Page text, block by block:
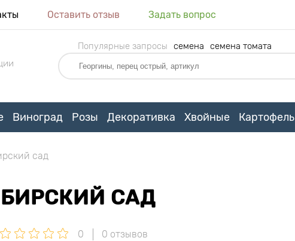
Оставить отзыв Задать вопрос
Популярные запросы семена семена томата
Виноград Розы Декоративка Хвойные Картофель
сад
САД
0 0 отзывов